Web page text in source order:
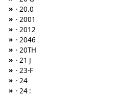
» · 20.0
» · 2001
» · 2012
» · 2046
» · 20TH
» · 21 J
» · 23-F
» · 24
» · 24 :